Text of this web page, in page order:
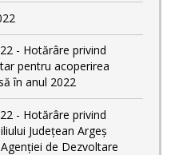
- Hotărâre privind
pentru acoperirea
în anul 2022
- Hotărâre privind
Județean Argeș
de Dezvoltare